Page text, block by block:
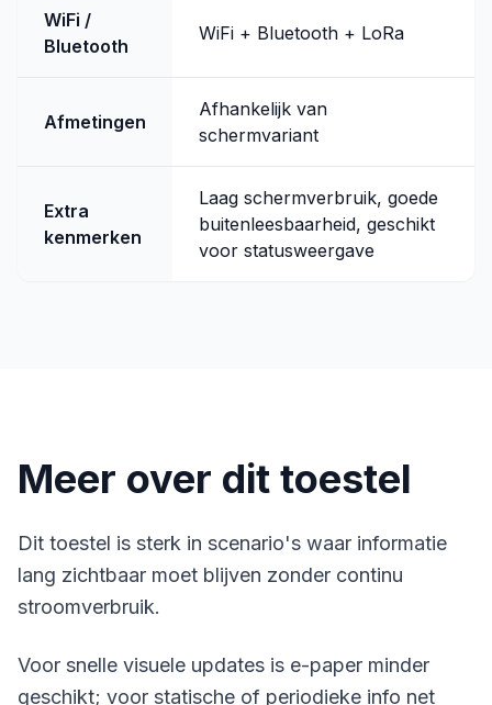
WiFi /
Bluetooth
WiFi + Bluetooth + LoRa
Afmetingen
Afhankelijk van
schermvariant
Extra
kenmerken
Laag schermverbruik, goede
buitenleesbaarheid, geschikt
voor statusweergave
Meer over dit toestel
Dit toestel is sterk in scenario's waar informatie
lang zichtbaar moet blijven zonder continu
stroomverbruik.
Voor snelle visuele updates is e-paper minder
geschikt; voor statische of periodieke info net